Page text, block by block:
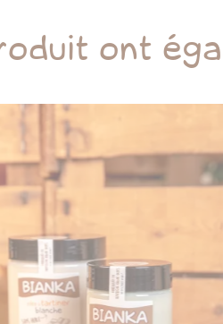
ont